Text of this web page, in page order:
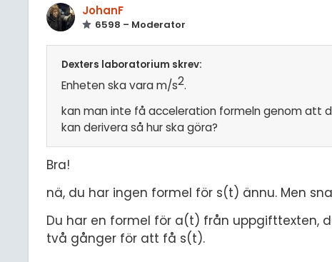
JohanF
6598 – Moderator
Dexters laboratorium skrev:
Enheten ska vara m/s2.
kan man inte få acceleration formeln genom att
kan derivera så hur ska göra?
Bra!
nä, du har ingen formel för s(t) ännu. Men
Du har en formel för a(t) från uppgifttexten,
två gånger för att få s(t).